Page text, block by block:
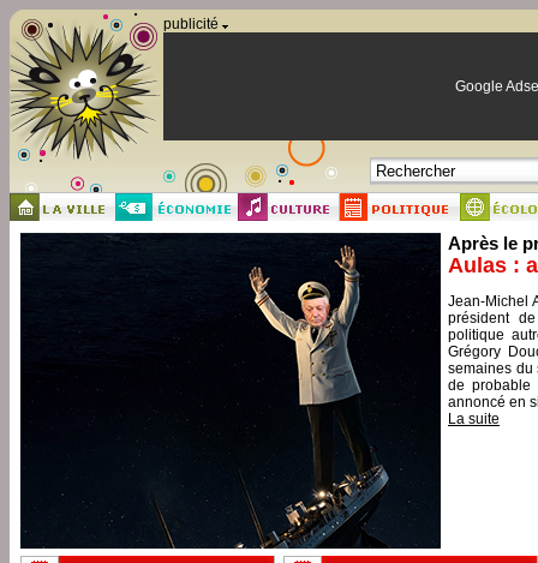
publicité
Google
Après le
Aulas :
Jean-Michel
président
politique
Grégory
semaines du
de probable
annoncé en
La suite
Panneau de gestion des cookies